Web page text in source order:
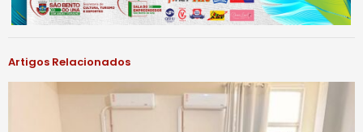
Artigos Relacionados